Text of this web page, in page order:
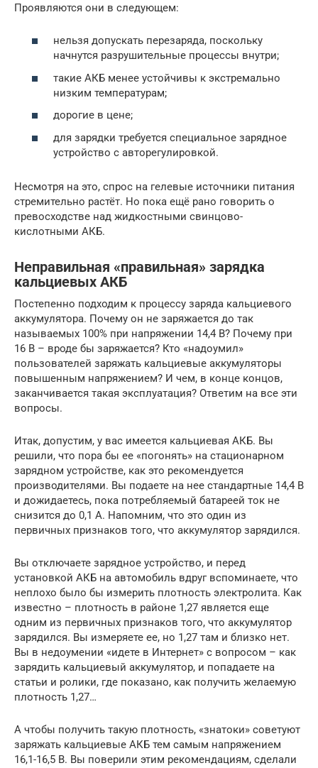
Проявляются они в следующем:
нельзя допускать перезаряда, поскольку
начнутся разрушительные процессы внутри;
такие АКБ менее устойчивы к экстремально
низким температурам;
дорогие в цене;
для зарядки требуется специальное зарядное
устройство с авторегулировкой.
Несмотря на это, спрос на гелевые источники питания
стремительно растёт. Но пока ещё рано говорить о
превосходстве над жидкостными свинцово-
кислотными АКБ.
Неправильная «правильная» зарядка
кальциевых АКБ
Постепенно подходим к процессу заряда кальциевого
аккумулятора. Почему он не заряжается до так
называемых 100% при напряжении 14,4 В? Почему при
16 В – вроде бы заряжается? Кто «надоумил»
пользователей заряжать кальциевые аккумуляторы
повышенным напряжением? И чем, в конце концов,
заканчивается такая эксплуатация? Ответим на все эти
вопросы.
Итак, допустим, у вас имеется кальциевая АКБ. Вы
решили, что пора бы ее «погонять» на стационарном
зарядном устройстве, как это рекомендуется
производителями. Вы подаете на нее стандартные 14,4 В
и дожидаетесь, пока потребляемый батареей ток не
снизится до 0,1 А. Напомним, что это один из
первичных признаков того, что аккумулятор зарядился.
Вы отключаете зарядное устройство, и перед
установкой АКБ на автомобиль вдруг вспоминаете, что
неплохо было бы измерить плотность электролита. Как
известно – плотность в районе 1,27 является еще
одним из первичных признаков того, что аккумулятор
зарядился. Вы измеряете ее, но 1,27 там и близко нет.
Вы в недоумении «идете в Интернет» с вопросом – как
зарядить кальциевый аккумулятор, и попадаете на
статьи и ролики, где показано, как получить желаемую
плотность 1,27…
А чтобы получить такую плотность, «знатоки» советуют
заряжать кальциевые АКБ тем самым напряжением
16,1-16,5 В. Вы поверили этим рекомендациям, сделали